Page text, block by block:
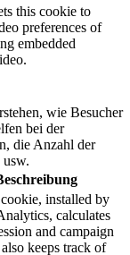
this cookie to
preferences of
embedded
wie Besucher
bei der
die Anzahl der
installed by
calculates
and campaign
keeps track of